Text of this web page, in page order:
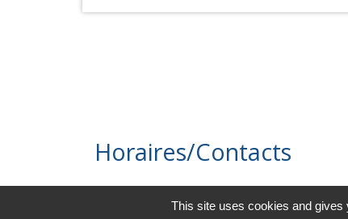
Horaires/Contacts
Commune de Barjouville
1, rue Jean MoulinThis site uses cookies and